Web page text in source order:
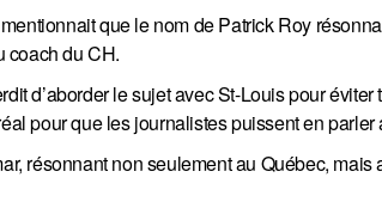
que le nom de Patrick Roy
coach du CH.
d’aborder le sujet avec St-Louis pour éviter
pour que les journalistes puissent en parler
résonnant non seulement au Québec, mais